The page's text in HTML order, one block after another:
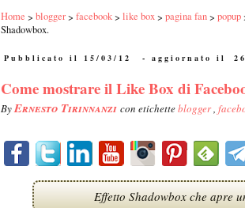
Home blogger facebook like box pagina fan popup
Shadowbox.
Pubblicato il 15/03/12 - aggiornato il
Come mostrare il Like Box di
ByErnesto Tirinnanzi con etichetteblogger,
Effetto Shadowbox che apre